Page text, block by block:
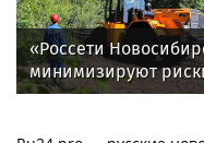
«Россети
минимизируют
повреждений ЛЭП за